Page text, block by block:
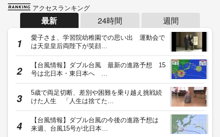
アクセスランキング
最新 24時間 週間
愛子さま、学習院幼稚園での思い出 運動会で
は天皇皇后両陛下が笑顔…
【台風情報】ダブル台風 最新の進路予想 15
号は北日本・東日本へ …
5歳で両足切断、差別や困難を乗り越え挑戦続
けた人生 「人生は捨てた…
【台風情報】ダブル台風の今後の進路予想は
来週、台風15号が北日本…